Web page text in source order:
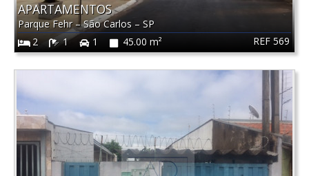
REF 569
APARTAMENTOS
Parque Fehr–São Carlos – SP
2
1 1 45.00 m²